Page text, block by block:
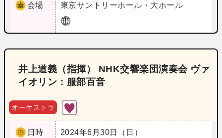
会場 東京サントリーホール・大ホール
井上道義（指揮） NHK交響楽団演奏会 ヴァ
イオリン：服部百音
オーケストラ
日時
2024年6月30日（日）